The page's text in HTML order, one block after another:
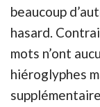
beaucoup
hasard.
mots n’ont
hiéroglyphes